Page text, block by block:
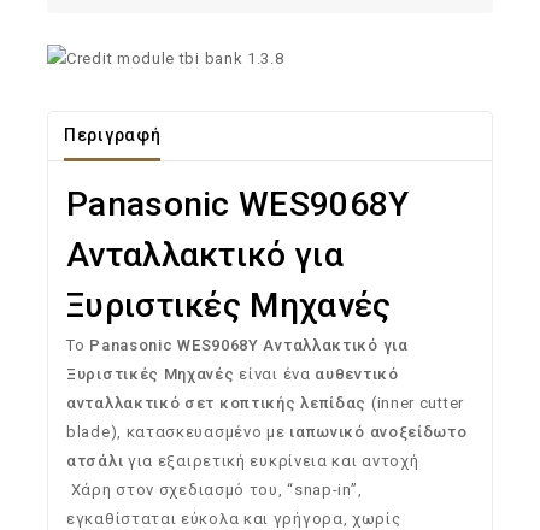
Περιγραφή
Panasonic WES9068Y
Ανταλλακτικό για
Ξυριστικές Μηχανές
To Panasonic WES9068Y Ανταλλακτικό για
Ξυριστικές Μηχανές είναι ένα αυθεντικό
ανταλλακτικό σετ κοπτικής λεπίδας (inner cutter
blade), κατασκευασμένο με ιαπωνικό ανοξείδωτο
ατσάλι για εξαιρετική ευκρίνεια και αντοχή
Χάρη στον σχεδιασμό του, “snap-in”,
εγκαθίσταται εύκολα και γρήγορα, χωρίς